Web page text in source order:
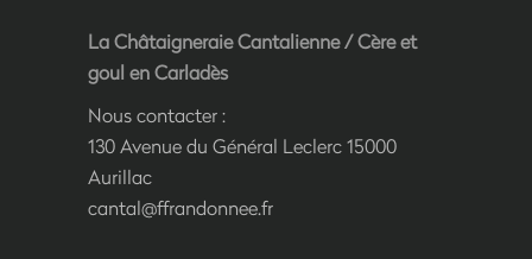
La Châtaigneraie Cantalienne/Cère et
goul en Carladès
Nous contacter :
130 Avenue du Général Leclerc 15000
Aurillac
cantal@ffrandonnee.fr